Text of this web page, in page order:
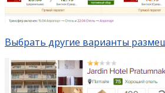
Выбрать другие варианты